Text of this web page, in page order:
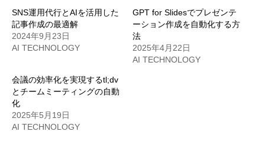
SNS運用代行とAIを活用した
記事作成の最適解
2024年9月23日
AI TECHNOLOGY
GPT for Slidesでプレゼンテ
ーション作成を自動化する方
法
2025年4月22日
AI TECHNOLOGY
会議の効率化を実現するtl;dv
とチームミーティングの自動
化
2025年5月19日
AI TECHNOLOGY